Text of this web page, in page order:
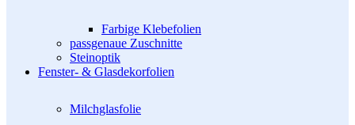
Farbige Klebefolien
passgenaue Zuschnitte
Steinoptik
Fenster- & Glasdekorfolien
Milchglasfolie